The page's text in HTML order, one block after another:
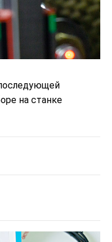
на станке